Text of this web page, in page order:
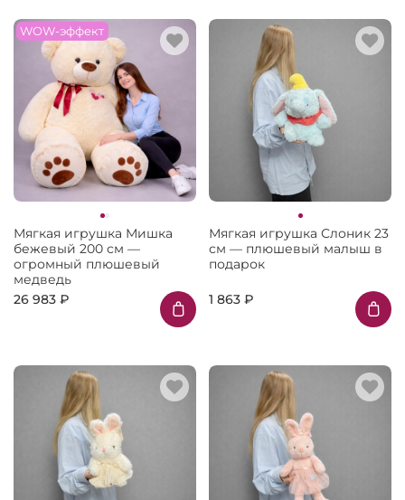
WOW-эффект
Мягкая игрушка Мишка
бежевый 200 см —
огромный плюшевый
медведь
26 983 ₽
Мягкая игрушка Слоник 23
см — плюшевый малыш в
подарок
1 863 ₽